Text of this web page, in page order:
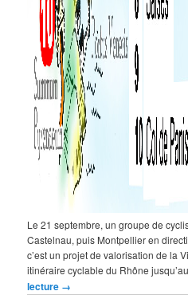
Le 21 septembre, un groupe de
Castelnau, puis Montpellier en
c’est un projet de valorisation de la
itinéraire cyclable du Rhône
lecture →